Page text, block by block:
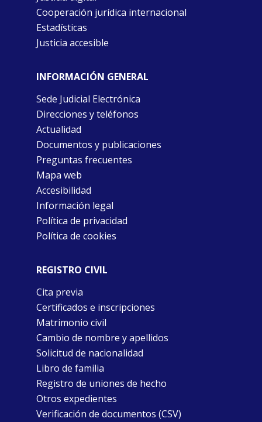
Cooperación jurídica internacional
Estadísticas
Justicia accesible
INFORMACIÓN GENERAL
Sede Judicial Electrónica
Direcciones y teléfonos
Actualidad
Documentos y publicaciones
Preguntas frecuentes
Mapa web
Accesibilidad
Información legal
Política de privacidad
Política de cookies
REGISTRO CIVIL
Cita previa
Certificados e inscripciones
Matrimonio civil
Cambio de nombre y apellidos
Solicitud de nacionalidad
Libro de familia
Registro de uniones de hecho
Otros expedientes
Verificación de documentos (CSV)